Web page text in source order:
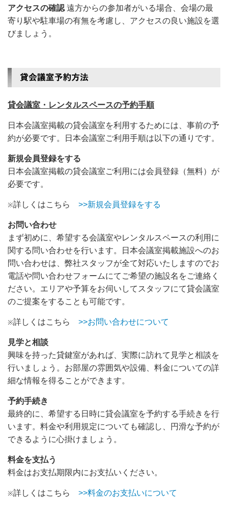
アクセスの確認 遠方からの参加者がいる場合、会場の最
寄り駅や駐車場の有無を考慮し、アクセスの良い施設を選
びましょう。
貸会議室・レンタルスペースの予約手順
日本会議室掲載の貸会議室を利用するためには、事前の予
約が必要です。日本会議室ご利用手順は以下の通りです。
新規会員登録をする
日本会議室掲載の貸会議室ご利用には会員登録（無料）が
必要です。
※詳しくはこちら >>新規会員登録をする
お問い合わせ
まず初めに、希望する会議室やレンタルスペースの利用に
関する問い合わせを行います。日本会議室掲載施設へのお
問い合わせは、弊社スタッフが全て対応いたしますのでお
電話や問い合わせフォームにてご希望の施設名をご連絡く
ださい。エリアや予算をお伺いしてスタッフにて貸会議室
のご提案をすることも可能です。
※詳しくはこちら >>お問い合わせについて
見学と相談
興味を持った貸鍵室があれば、実際に訪れて見学と相談を
行いましょう。お部屋の雰囲気や設備、料金についての詳
細な情報を得ることができます。
予約手続き
最終的に、希望する日時に貸会議室を予約する手続きを行
います。料金や利用規定についても確認し、円滑な予約が
できるように心掛けましょう。
料金を支払う
料金はお支払期限内にお支払いください。
※詳しくはこちら >>料金のお支払いについて